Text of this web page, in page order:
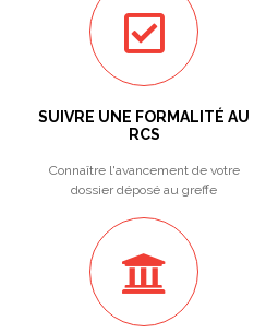
SUIVRE UNE FORMALITÉ AU
RCS
Connaître l'avancement de votre
dossier déposé au greffe